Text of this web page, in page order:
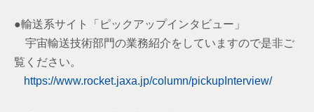
●輸送系サイト「ピックアップインタビュー」
宇宙輸送技術部門の業務紹介をしていますので是非ご
覧ください。
https://www.rocket.jaxa.jp/column/pickupInterview/